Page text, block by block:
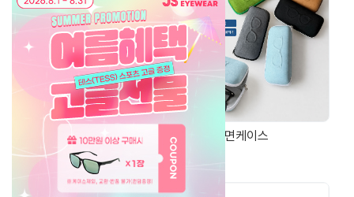
기능성안경 가방/케이스
안경무늬 면케이스
주간 최고 매출 상품